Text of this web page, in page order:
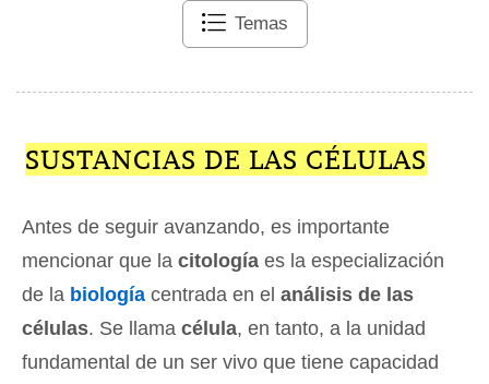
Temas
SUSTANCIAS DE LAS CÉLULAS
Antes de seguir avanzando, es importante
mencionar que la citología es la especialización
de la biología centrada en el análisis de las
células. Se llama célula, en tanto, a la unidad
fundamental de un ser vivo que tiene capacidad